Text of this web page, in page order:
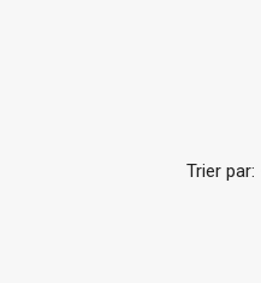
Trier par: